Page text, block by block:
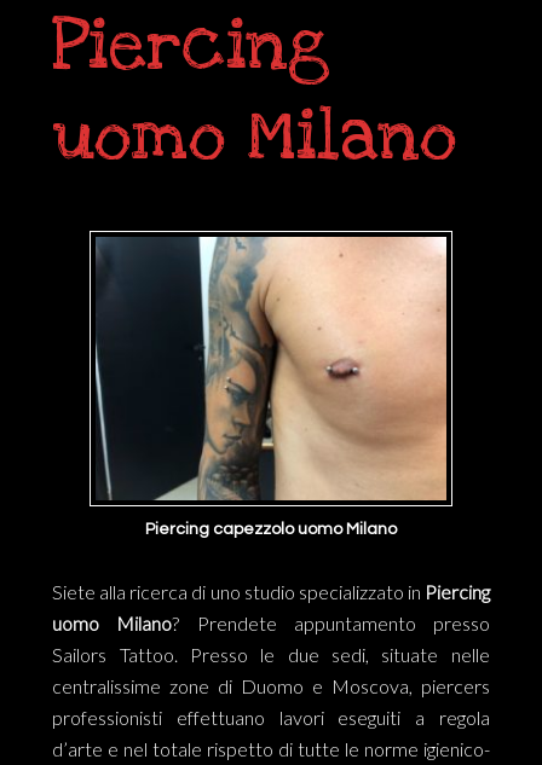
Piercing
uomo Milano
Piercing capezzolo uomo Milano
Siete alla ricerca di uno studio specializzato in Piercing
uomo Milano? Prendete appuntamento presso
Sailors Tattoo. Presso le due sedi, situate nelle
centralissime zone di Duomo e Moscova, piercers
professionisti effettuano lavori eseguiti a regola
d’arte e nel totale rispetto di tutte le norme igienico-